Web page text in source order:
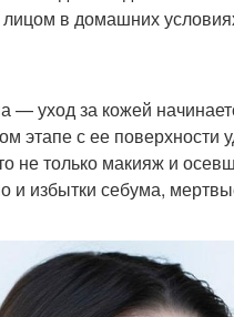
лицом в домашних
— уход за кожей
этапе с ее поверхности
не только макияж и
и избытки себума,